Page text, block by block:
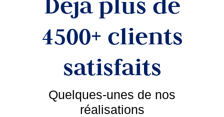
4500+ clients
satisfaits
Quelques-unes de nos
réalisations